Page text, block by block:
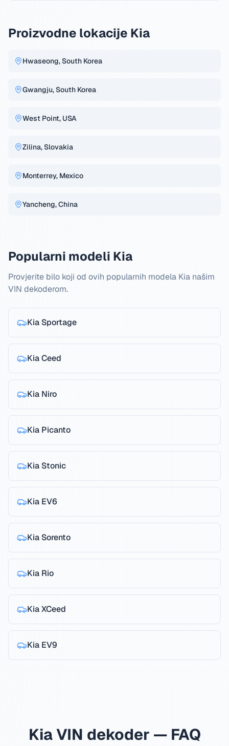
Proizvodne lokacije Kia
Hwaseong, South Korea
Gwangju, South Korea
West Point, USA
Zilina, Slovakia
Monterrey, Mexico
Yancheng, China
Popularni modeli Kia
Provjerite bilo koji od ovih popularnih modela Kia našim
VIN dekoderom.
Kia Sportage
KiaCeed
Kia Niro
Kia Picanto
Kia Stonic
Kia EV6
Kia Sorento
Kia Rio
KiaXCeed
Kia EV9
Kia VIN dekoder — FAQ